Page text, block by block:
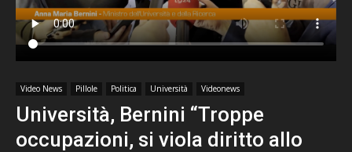
Video News Pillole Politica Università Videonews
Università, Bernini “Troppe
occupazioni, si viola diritto allo